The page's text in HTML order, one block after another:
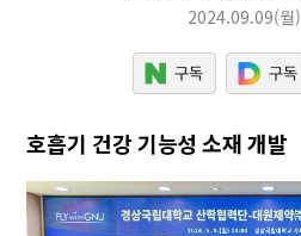
2024.09.09(월)
호흡기 건강 기능성 소재 개발